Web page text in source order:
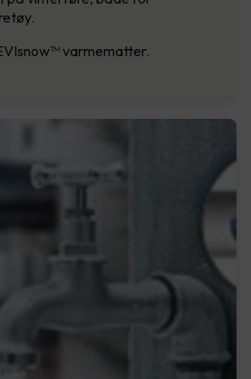
varmematter.